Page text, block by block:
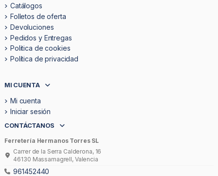
Catálogos
Folletos de oferta
Devoluciones
Pedidos y Entregas
Politica de cookies
Política de privacidad
MI CUENTA
Mi cuenta
Iniciar sesión
CONTÁCTANOS
Ferretería Hermanos Torres SL
Carrer de la Serra Calderona, 16
46130 Massamagrell, Valencia
961452440